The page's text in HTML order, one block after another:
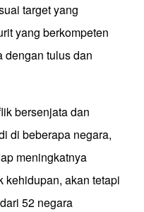
target yang
yang berkompeten
dengan tulus dan
bersenjata dan
di beberapa negara,
meningkatnya
kehidupan, akan tetapi
52 negara